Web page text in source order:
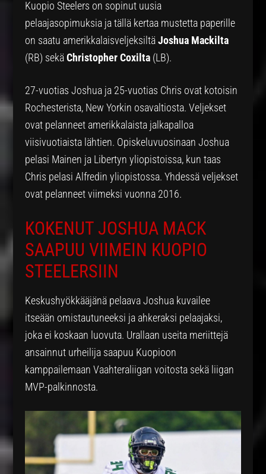
Kuopio Steelers on sopinut uusia
pelaajasopimuksia ja tällä kertaa mustetta paperille
on saatu amerikkalaisveljeksiltäJoshua Mackilta
(RB) sekäChristopher Coxilta (LB).
27-vuotias Joshua ja 25-vuotias Chris ovat kotoisin
Rochesterista, New Yorkin osavaltiosta. Veljekset
ovat pelanneet amerikkalaista jalkapalloa
viisivuotiaista lähtien. Opiskeluvuosinaan Joshua
pelasi Mainen ja Libertyn yliopistoissa, kun taas
Chris pelasi Alfredin yliopistossa. Yhdessä veljekset
ovat pelanneet viimeksi vuonna 2016.
KOKENUT JOSHUA MACK
SAAPUU VIIMEIN KUOPIO
STEELERSIIN
Keskushyökkääjänä pelaava Joshua kuvailee
itseään omistautuneeksi ja ahkeraksi pelaajaksi,
joka ei koskaan luovuta. Urallaan useita meriittejä
ansainnut urheilija saapuu Kuopioon
kamppailemaan Vaahteraliigan voitosta sekä liigan
MVP-palkinnosta.